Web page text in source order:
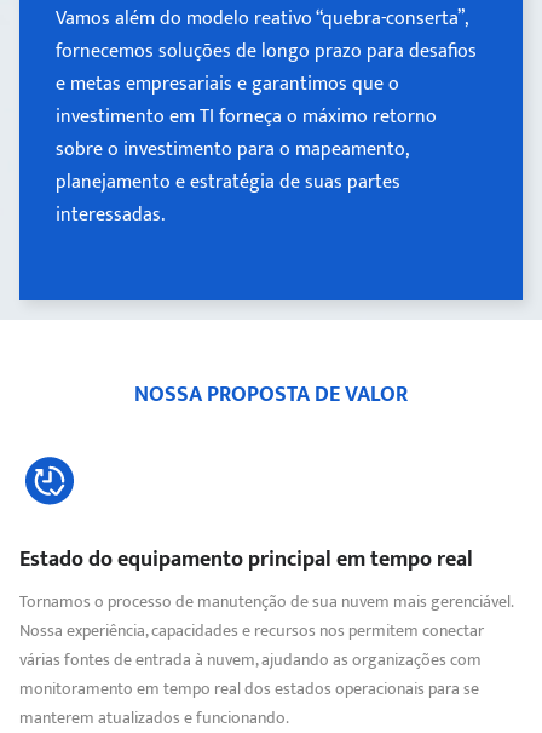
Vamos além do modelo reativo “quebra-conserta”,
fornecemos soluções de longo prazo para desafios
e metas empresariais e garantimos que o
investimento em TI forneça o máximo retorno
sobre o investimento para o mapeamento,
planejamento e estratégia de suas partes
interessadas.
Vamos além do modelo reativo “quebra-conserta”,
fornecemos soluções de longo prazo para desafios
e metas empresariais e garantimos que o
investimento em TI forneça o máximo retorno
sobre o investimento para o mapeamento,
planejamento e estratégia de suas partes
interessadas..
NOSSA PROPOSTA DE VALOR
Estado do equipamento principal em tempo real
Tornamos o processo de manutenção de sua nuvem mais gerenciável.
Nossa experiência, capacidades e recursos nos permitem conectar
várias fontes de entrada à nuvem, ajudando as organizações com
monitoramento em tempo real dos estados operacionais para se
manterem atualizados e funcionando.